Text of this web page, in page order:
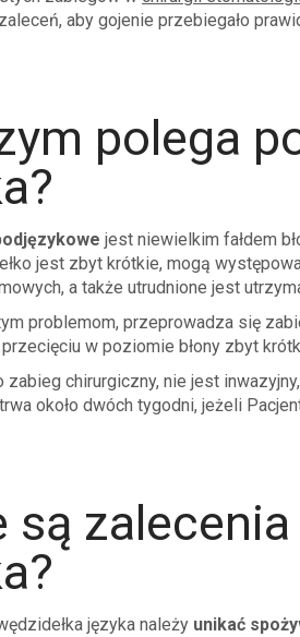
aby gojenie przebiegało
polega
jest niewielkim fałdem
jest zbyt krótkie, mogą
a także utrudnione jest
problemom, przeprowadza się
w poziomie błony zbyt
zabieg chirurgiczny, nie jest
trwa około dwóch tygodni, jeżeli
są
języka należy unikać